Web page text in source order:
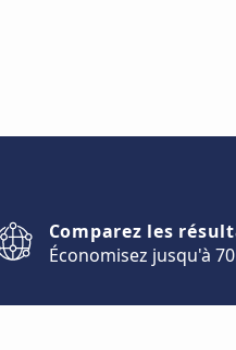
Comparez les
Économisez jusqu'à